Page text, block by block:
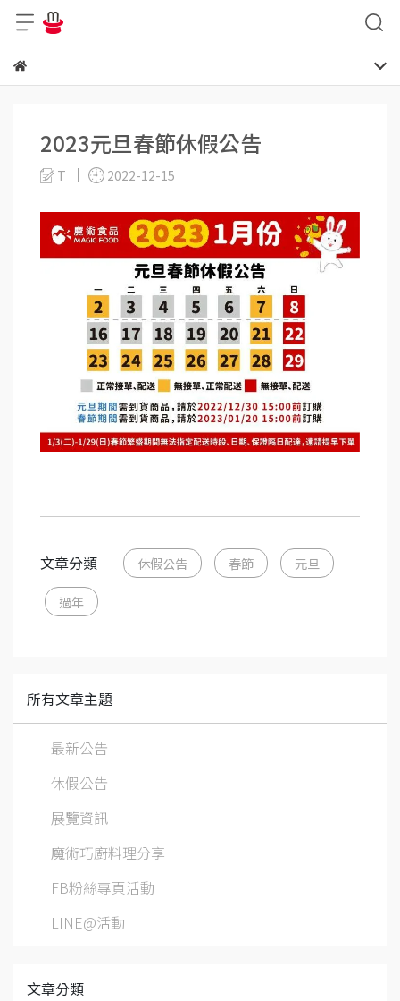
2023元旦春節休假公告
T 2022-12-15
文章分類 休假公告 春節 元旦
過年
所有文章主題
最新公告
休假公告
展覽資訊
魔術巧廚料理分享
FB粉絲專頁活動
LINE@活動
文章分類